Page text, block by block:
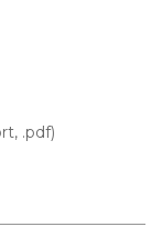
.pdf)